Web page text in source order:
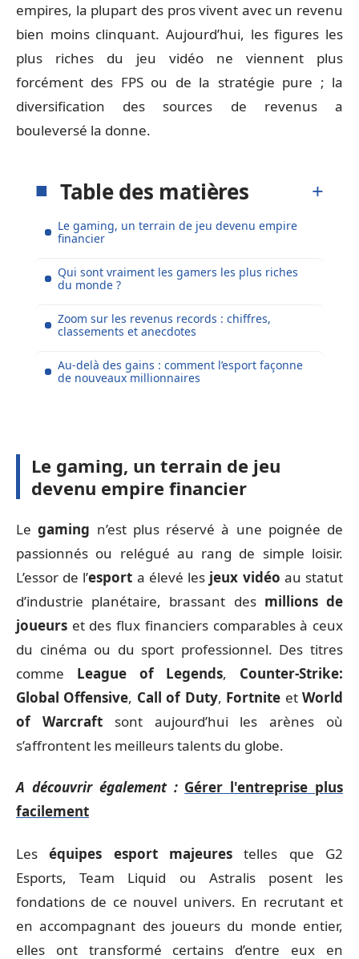
empires, la plupart des pros vivent avec un revenu
bien moins clinquant. Aujourd’hui, les figures les
plus riches du jeu vidéo ne viennent plus
forcément des FPS ou de la stratégie pure ; la
diversification des sources de revenus a
bouleversé la donne.
Table des matières
Le gaming, un terrain de jeu devenu empire
financier
Qui sont vraiment les gamers les plus riches
du monde ?
Zoom sur les revenus records : chiffres,
classements et anecdotes
Au-delà des gains : comment l’esport façonne
de nouveaux millionnaires
Le gaming, un terrain de jeu
devenu empire financier
Legaming n’est plus réservé à une poignée de
passionnés ou relégué au rang de simple loisir.
L’essor de l’esport a élevé les jeux vidéo au statut
d’industrie planétaire, brassant des millions de
joueurs et des flux financiers comparables à ceux
du cinéma ou du sport professionnel. Des titres
comme League of Legends, Counter-Strike:
Global Offensive, Call of Duty, Fortnite etWorld
of Warcraftsont aujourd’hui les arènes où
s’affrontent les meilleurs talents du globe.
A découvrir également : Gérer l'entreprise plus
facilement
Leséquipes esport majeures telles que G2
Esports, Team Liquid ou Astralis posent les
fondations de ce nouvel univers. En recrutant et
en accompagnant des joueurs du monde entier,
elles ont transformé certains d’entre eux en